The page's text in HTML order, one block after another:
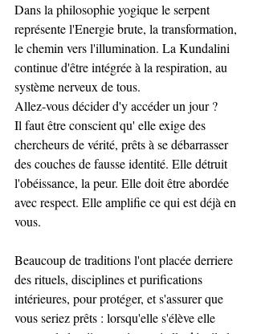
Dans la philosophie yogique le serpent
représente l'Energie brute, la transformation,
le chemin vers l'illumination. La Kundalini
continue d'être intégrée à la respiration, au
système nerveux de tous.
Allez-vous décider d'y accéder un jour ?
Il faut être conscient qu' elle exige des
chercheurs de vérité, prêts à se débarrasser
des couches de fausse identité. Elle détruit
l'obéissance, la peur. Elle doit être abordée
avec respect. Elle amplifie ce qui est déjà en
vous.
Beaucoup de traditions l'ont placée derriere
des rituels, disciplines et purifications
intérieures, pour protéger, et s'assurer que
vous seriez prêts : lorsqu'elle s'élève elle